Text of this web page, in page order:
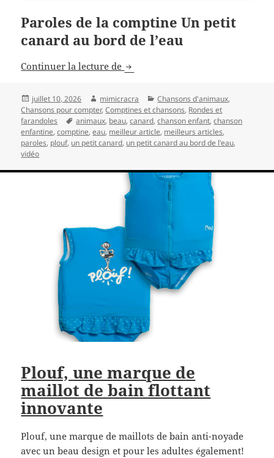
Paroles de la comptine Un petit
canard au bord de l’eau
Continuer la lecture de Comptine, un petit canard au
Publié
le
juillet 10, 2026 Auteur
mimicracra Catégories
Chansons d'animaux,
Chansons pour compter,Comptines et chansons, Rondes et
farandoles
Mots-
clés
animaux, beau,canard,chanson enfant,chanson
enfantine,comptine,eau, meilleur article, meilleurs articles,
paroles, plouf, un petit canard, un petit canard au bord de l'eau,
vidéo
Plouf, une marque de
maillot de bain flottant
innovante
Plouf, une marque de maillots de bain anti-noyade
avec un beau design et pour les adultes également!